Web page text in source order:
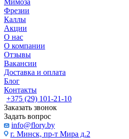
Мимоза
Фрезии
Каллы
Акции
О нас
О компании
Отзывы
Вакансии
Доставка и оплата
Блог
Контакты
+375 (29) 101-21-10
Заказать звонок
Задать вопрос
info@flory.by
г. Минск, пр-т Мира д.2